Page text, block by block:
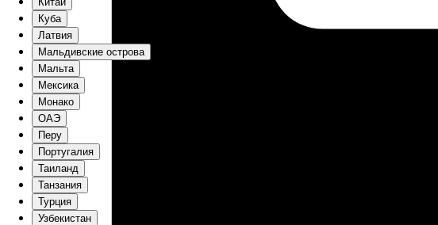
Куба
Латвия
Мальдивские острова
Мальта
Мексика
Монако
ОАЭ
Перу
Португалия
Таиланд
Танзания
Турция
Узбекистан